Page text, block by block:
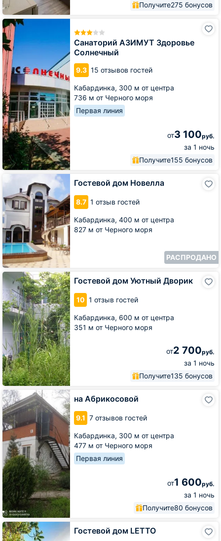
Получите275 бонусов
Санаторий АЗИМУТ Здоровье
Солнечный
9.3 15 отзывов гостей
Кабардинка, 300 м от центра
736 м от Черного моря
Первая линия
от3 100руб.
за 1 ночь
Получите155 бонусов
Санаторий
АЗИМУТ
Здоровье
Солнечный
Гостевой дом Новелла
8.7 1 отзыв гостей
Кабардинка, 400 м от центра
827 м от Черного моря
РАСПРОДАНО
дом
Новелла
Гостевой дом Уютный Дворик
10 1 отзыв гостей
Кабардинка, 600 м от центра
351 м от Черного моря
от2 700руб.
за 1 ночь
Получите135 бонусов
Гостевой
дом
Уютный
Дворик
на Абрикосовой
9.1 7 отзывов гостей
Кабардинка, 300 м от центра
477 м от Черного моря
Первая линия
от1 600руб.
за 1 ночь
Получите80 бонусов
на
Абрикосовой
Гостевой дом LETTO
Гостевой
дом